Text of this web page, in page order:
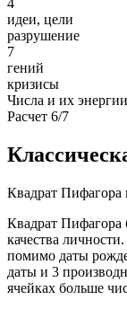
4
идеи, цели
разрушение
7
гений
кризисы
Числа и их
Расчет 6/7
Квадрат Пифагора
Квадрат Пифагора
качества
помимо даты
даты и 3
ячейках больше